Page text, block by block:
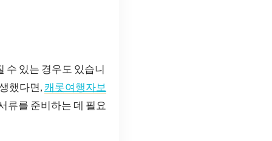
수 있는 경우도 있습니
했다면, 캐롯여행자보
류를 준비하는 데 필요